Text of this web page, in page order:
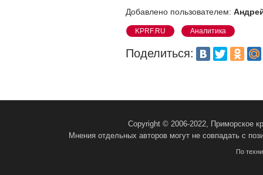
Добавлено пользователем:
KPRF.RU Аналитика
Поделиться:
Copyright © 2006-2022, Приморское
Мнения отдельных авторов могут не совпадать с
По